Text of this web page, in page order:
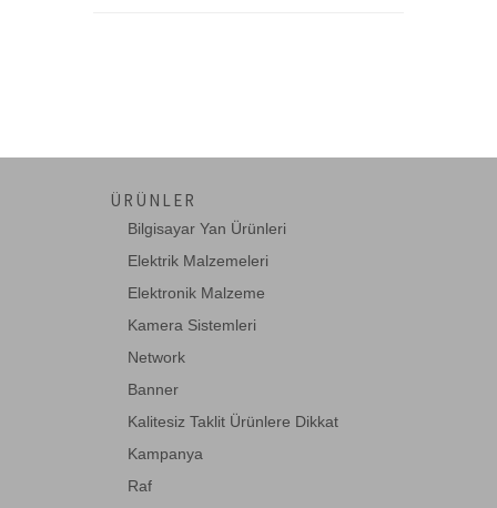
DSG-Canusa
EASY COM
ednet
EETools
Formrack
Fujitsu
ÜRÜNLER
Bilgisayar Yan Ürünleri
Elektrik Malzemeleri
Elektronik Malzeme
Kamera Sistemleri
Network
Banner
Kalitesiz Taklit Ürünlere Dikkat
Kampanya
Raf